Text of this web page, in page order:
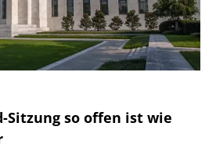
Sitzung so offen ist wie